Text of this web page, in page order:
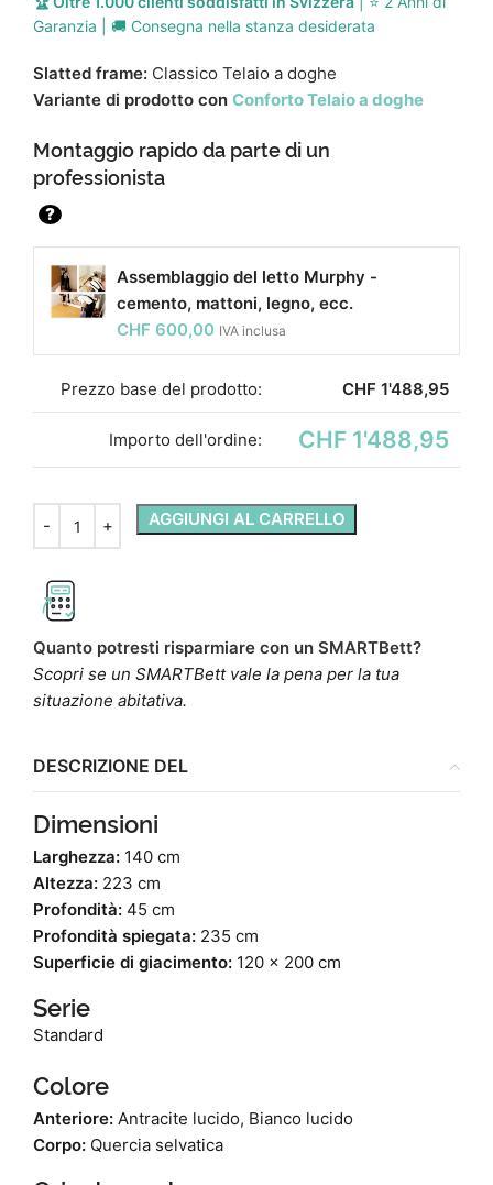
Garanzia | 🚚 Consegna nella stanza desiderata
Slatted frame: Classico Telaio a doghe
Variante di prodotto con Conforto Telaio a doghe
Montaggio rapido da parte di un
professionista
?
Assemblaggio del letto Murphy -
cemento, mattoni, legno, ecc.
CHF 600,00 IVA inclusa
Prezzo base del prodotto: CHF 1'488,95
Importo dell'ordine: CHF 1'488,95
AGGIUNGI AL CARRELLO
Quanto potresti risparmiare con un SMARTBett?
Scopri se un SMARTBett vale la pena per la tua
situazione abitativa.
DESCRIZIONE DEL
Dimensioni
Larghezza: 140 cm
Altezza: 223 cm
Profondità: 45 cm
Profondità spiegata: 235 cm
Superficie di giacimento: 120 x 200 cm
Serie
Standard
Colore
Anteriore: Antracite lucido, Bianco lucido
Corpo: Quercia selvatica